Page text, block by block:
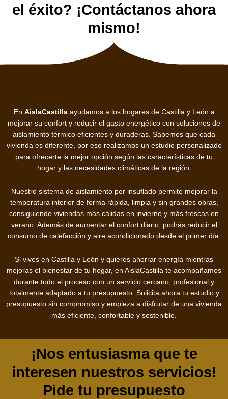
el éxito? ¡Contáctanos ahora
mismo!
En AislaCastillaayudamos a los hogares de Castilla y León a
mejorar su confort y reducir el gasto energético con soluciones de
aislamiento térmico eficientes y duraderas. Sabemos que cada
vivienda es diferente, por eso realizamos un estudio personalizado
para ofrecerte la mejor opción según las características de tu
hogar y las necesidades climáticas de la región.
Nuestro sistema de aislamiento por insuflado permite mejorar la
temperatura interior de forma rápida, limpia y sin grandes obras,
consiguiendo viviendas más cálidas en invierno y más frescas en
verano. Además de aumentar el confort diario, podrás reducir el
consumo de calefacción y aire acondicionado desde el primer día.
Si vives en Castilla y León y quieres ahorrar energía mientras
mejoras el bienestar de tu hogar, en AislaCastilla te acompañamos
durante todo el proceso con un servicio cercano, profesional y
totalmente adaptado a tu presupuesto. Solicita ahora tu estudio y
presupuesto sin compromiso y empieza a disfrutar de una vivienda
más eficiente, confortable y sostenible.
¡Nos entusiasma que te
interesen nuestros servicios!
Pide tu presupuesto